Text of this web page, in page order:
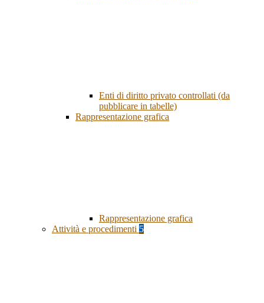
Enti di diritto privato controllati (da
pubblicare in tabelle)
Rappresentazione grafica
Rappresentazione grafica
Attività e procedimenti 5